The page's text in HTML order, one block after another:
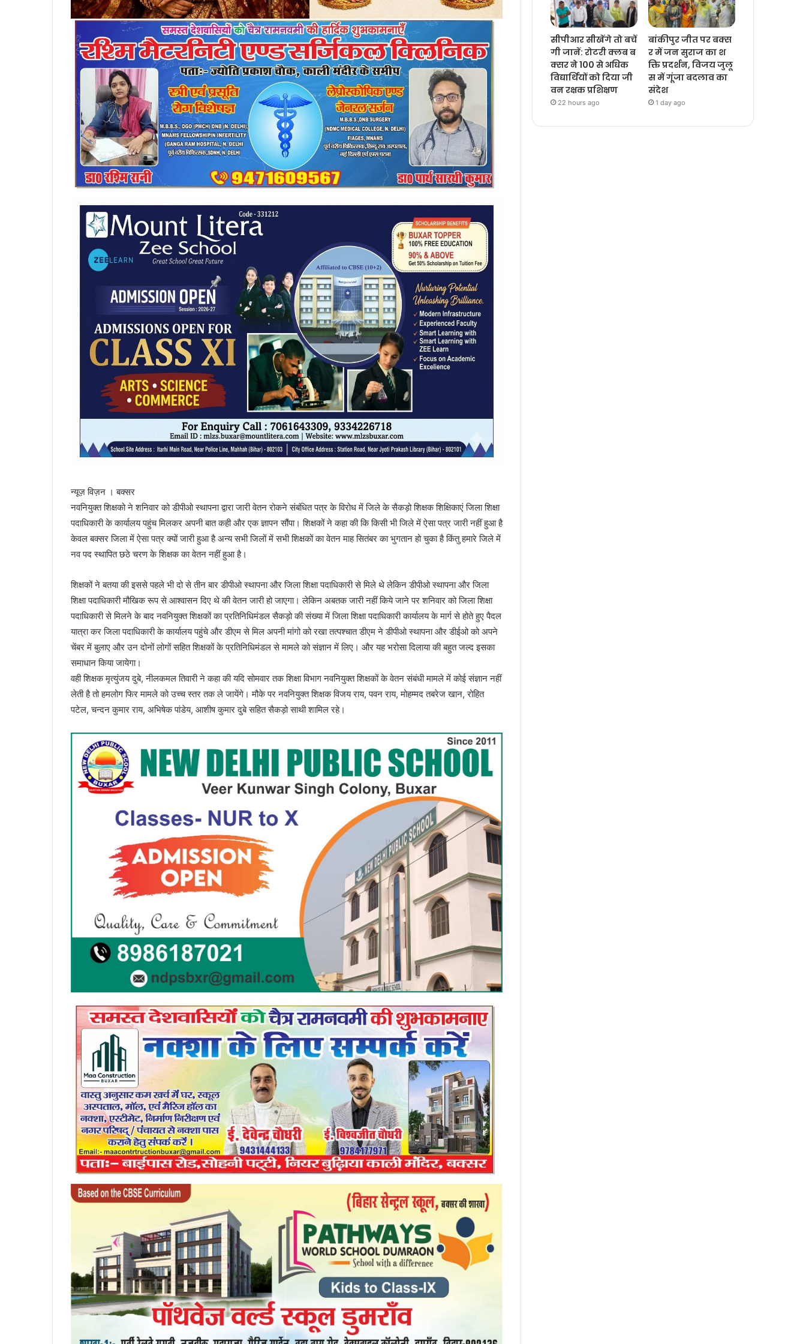
न्यूज़ विज़न । बक्सर
नवनियुक्त शिक्षको ने शनिवार को डीपीओ स्थापना द्वारा जारी वेतन रोकने संबंधित पत्र के विरोध में जिले के सैकड़ो शिक्षक शिक्षिकाएं जिला शिक्षा
पदाधिकारी के कार्यालय पहुंच मिलकर अपनी बात कही और एक ज्ञापन सौंपा। शिक्षकों ने कहा की कि किसी भी जिले में ऐसा पत्र जारी नहीं हुआ है
केवल बक्सर जिला में ऐसा पत्र क्यों जारी हुआ है अन्य सभी जिलों में सभी शिक्षकों का वेतन माह सितंबर का भुगतान हो चुका है किंतु हमारे जिले में
नव पद स्थापित छठे चरण के शिक्षक का वेतन नहीं हुआ है।
शिक्षकों ने बतया की इससे पहले भी दो से तीन बार डीपीओ स्थापना और जिला शिक्षा पदाधिकारी से मिले थे लेकिन डीपीओ स्थापना और जिला
शिक्षा पदाधिकारी मौखिक रूप से आश्वासन दिए थे की वेतन जारी हो जाएगा। लेकिन अबतक जारी नहीं किये जाने पर शनिवार को जिला शिक्षा
पदाधिकारी से मिलने के बाद नवनियुक्त शिक्षकों का प्रतिनिधिमंडल सैकड़ो की संख्या में जिला शिक्षा पदाधिकारी कार्यालय के मार्ग से होते हुए पैदल
यात्रा कर जिला पदाधिकारी के कार्यालय पहुंचे और डीएम से मिल अपनी मांगो को रखा तत्पश्चात डीएम ने डीपीओ स्थापना और डीईओ को अपने
चेंबर में बुलाए और उन दोनों लोगों सहित शिक्षकों के प्रतिनिधिमंडल से मामले को संज्ञान में लिए। और यह भरोसा दिलाया की बहुत जल्द इसका
समाधान किया जायेगा।
वही शिक्षक मृत्युंजय दुबे, नीलकमल तिवारी ने कहा की यदि सोमवार तक शिक्षा विभाग नवनियुक्त शिक्षकों के वेतन संबंधी मामले में कोई संज्ञान नहीं
लेती है तो हमलोग फिर मामले को उच्च स्तर तक ले जायेंगे। मौके पर नवनियुक्त शिक्षक विजय राय, पवन राय, मोहम्मद तबरेज खान, रोहित
पटेल, चन्दन कुमार राय, अभिषेक पांडेय, आशीष कुमार दुबे सहित सैकड़ो साथी शामिल रहे।
सीपीआर सीखेंगे तो बचें
गी जानें: रोटरी क्लब ब
क्सर ने 100 से अधिक
विद्यार्थियों को दिया जी
वन रक्षक प्रशिक्षण
22 hours ago
बांकीपुर जीत पर बक्स
र में जन सुराज का श
क्ति प्रदर्शन, विजय जुलू
स में गूंजा बदलाव का
संदेश
1 day ago